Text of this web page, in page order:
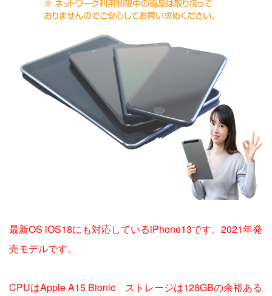
最新OS iOS18にも対応しているiPhone13です。2021年発
売モデルです。
CPUはApple A15 Bionic ストレージは128GBの余裕ある